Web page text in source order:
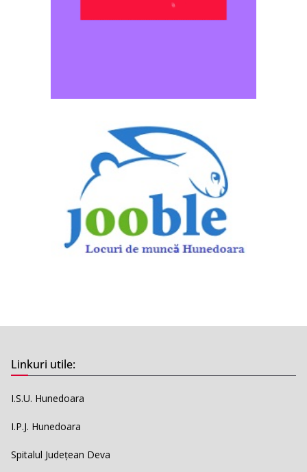
Linkuri utile:
I.S.U. Hunedoara
I.P.J. Hunedoara
Spitalul Județean Deva